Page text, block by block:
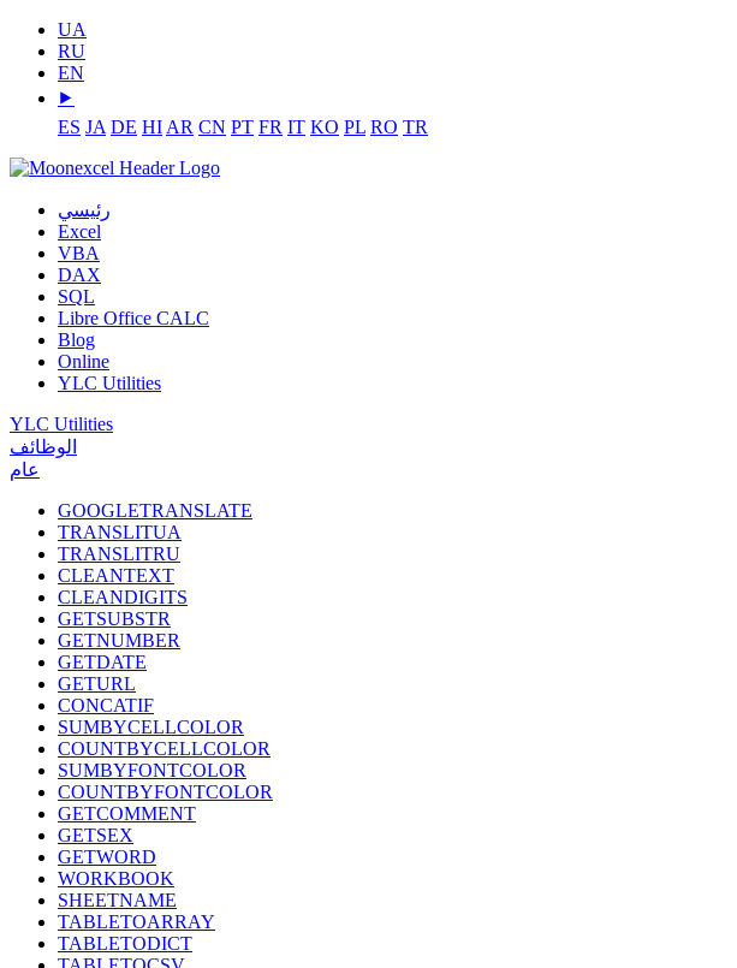
UA
RU
EN
⯈
ES JA DE HI AR CN PT FR IT KO PL RO TR
رئيسي
Excel
VBA
DAX
SQL
Libre Office CALC
Blog
Online
YLC Utilities
YLC Utilities
الوظائف
عام
GOOGLETRANSLATE
TRANSLITUA
TRANSLITRU
CLEANTEXT
CLEANDIGITS
GETSUBSTR
GETNUMBER
GETDATE
GETURL
CONCATIF
SUMBYCELLCOLOR
COUNTBYCELLCOLOR
SUMBYFONTCOLOR
COUNTBYFONTCOLOR
GETCOMMENT
GETSEX
GETWORD
WORKBOOK
SHEETNAME
TABLETOARRAY
TABLETODICT